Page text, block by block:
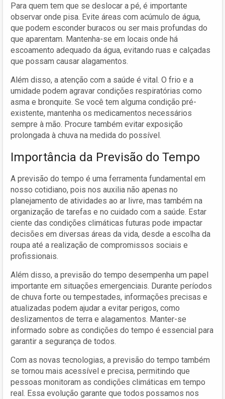
Para quem tem que se deslocar a pé, é importante
observar onde pisa. Evite áreas com acúmulo de água,
que podem esconder buracos ou ser mais profundas do
que aparentam. Mantenha-se em locais onde há
escoamento adequado da água, evitando ruas e calçadas
que possam causar alagamentos.
Além disso, a atenção com a saúde é vital. O frio e a
umidade podem agravar condições respiratórias como
asma e bronquite. Se você tem alguma condição pré-
existente, mantenha os medicamentos necessários
sempre à mão. Procure também evitar exposição
prolongada à chuva na medida do possível.
Importância da Previsão do Tempo
A previsão do tempo é uma ferramenta fundamental em
nosso cotidiano, pois nos auxilia não apenas no
planejamento de atividades ao ar livre, mas também na
organização de tarefas e no cuidado com a saúde. Estar
ciente das condições climáticas futuras pode impactar
decisões em diversas áreas da vida, desde a escolha da
roupa até a realização de compromissos sociais e
profissionais.
Além disso, a previsão do tempo desempenha um papel
importante em situações emergenciais. Durante períodos
de chuva forte ou tempestades, informações precisas e
atualizadas podem ajudar a evitar perigos, como
deslizamentos de terra e alagamentos. Manter-se
informado sobre as condições do tempo é essencial para
garantir a segurança de todos.
Com as novas tecnologias, a previsão do tempo também
se tornou mais acessível e precisa, permitindo que
pessoas monitoram as condições climáticas em tempo
real. Essa evolução garante que todos possamos nos